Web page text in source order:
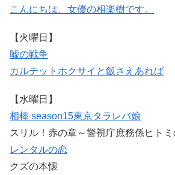
こんにちは、女優の相楽樹です。
【火曜日】
嘘の戦争
カルテット ホクサイと飯さえあれば
【水曜日】
相棒 season15東京タラレバ娘
スリル！赤の章～警視庁庶務係ヒト
レンタルの恋
クズの本懐